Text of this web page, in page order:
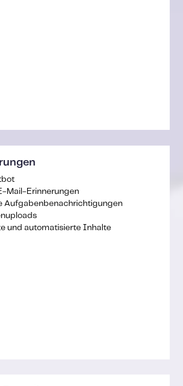
Mail-Erinnerungen
Aufgabenbenachrichtigungen
und automatisierte Inhalte